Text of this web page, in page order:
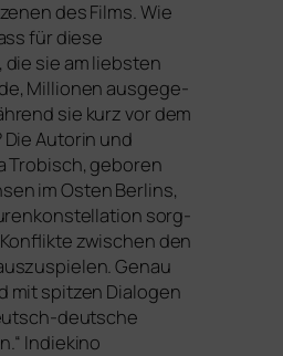
des Films. Wie
für die­se
sie am liebs­ten
Millionen aus­ge­ge­
sie kurz vor dem
Autorin und
Trobisch, gebo­ren
im Osten Berlins,
sorg­
zwi­schen den
Genau
mit spit­zen Dialogen
deut­sche
Indiekino